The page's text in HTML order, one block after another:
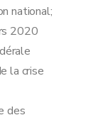
national;
2020
la crise
des